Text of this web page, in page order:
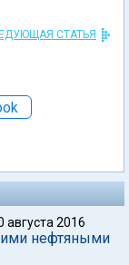
СТАТЬЯ
августа 2016
нефтяными